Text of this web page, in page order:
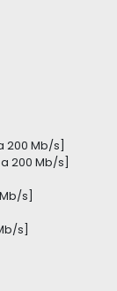
200 Mb/s]
200 Mb/s]
s]
s]